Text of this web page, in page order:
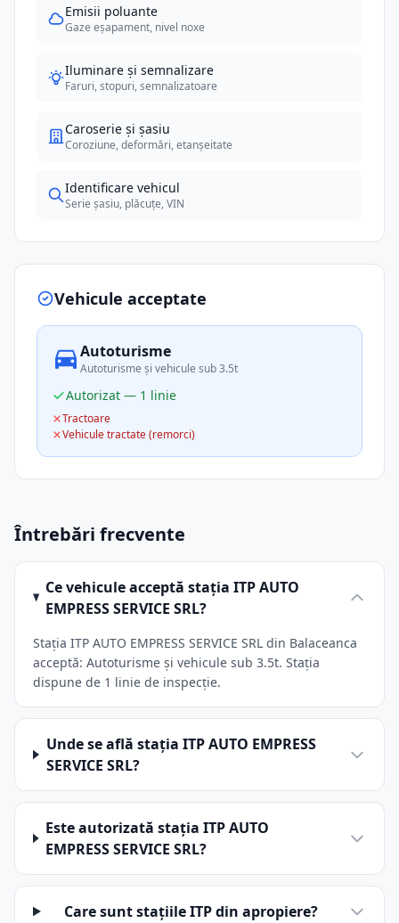
Emisii poluante
Gaze eșapament, nivel noxe
Iluminare și semnalizare
Faruri, stopuri, semnalizatoare
Caroserie și șasiu
Coroziune, deformări, etanșeitate
Identificare vehicul
Serie șasiu, plăcuțe, VIN
Vehicule acceptate
Autoturisme
Autoturisme și vehicule sub 3.5t
Autorizat — 1 linie
Tractoare
Vehicule tractate (remorci)
Întrebări frecvente
Ce vehicule acceptă stația ITP AUTO
EMPRESS SERVICE SRL?
Stația ITP AUTO EMPRESS SERVICE SRL din Balaceanca
acceptă: Autoturisme și vehicule sub 3.5t. Stația
dispune de 1 linie de inspecție.
Unde se află stația ITP AUTO EMPRESS
SERVICE SRL?
Este autorizată stația ITP AUTO
EMPRESS SERVICE SRL?
Care sunt stațiile ITP din apropiere?